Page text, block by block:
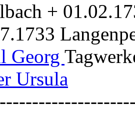
+
Georg
Ursula